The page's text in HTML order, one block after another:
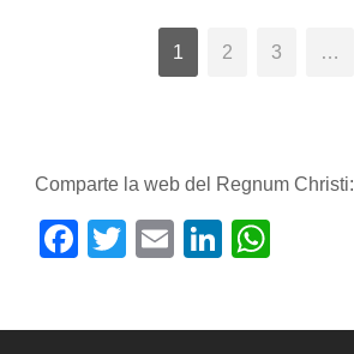
1 2 3 …
Comparte la web del Regnum Christi:
Facebook
Twitter
EmailLinkedIn